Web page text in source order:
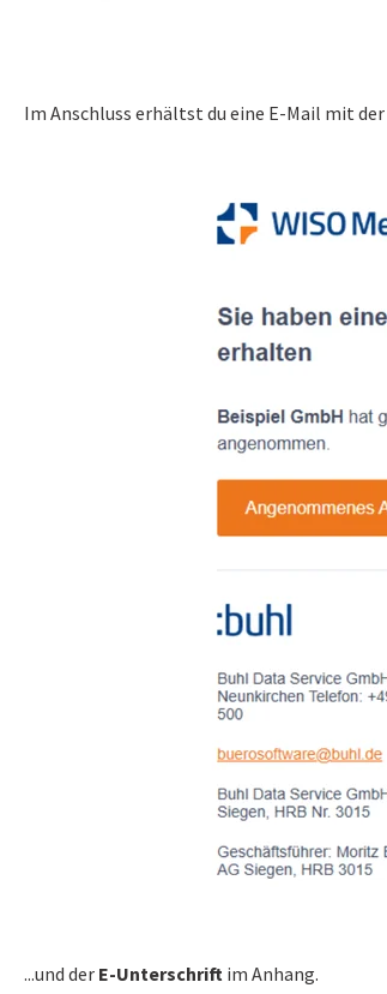
Im Anschluss erhältst du eine E-Mail mit der
...und der E-Unterschrift im Anhang.